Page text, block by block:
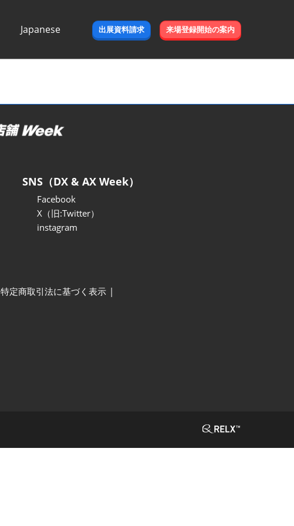
Japanese
出展資料請求 来場登録開始の案内
SNS（DX & AX Week）
Facebook
X（旧:Twitter）
instagram
特定商取引法に基づく表示